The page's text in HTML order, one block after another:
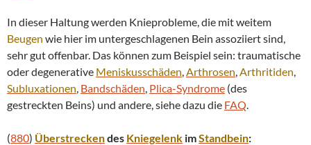
In dieser Haltung werden Knieprobleme, die mit weitem
Beugen wie hier im untergeschlagenen Bein assoziiert sind,
sehr gut offenbar. Das können zum Beispiel sein: traumatische
oder degenerative Meniskusschäden,Arthrosen,Arthritiden,
Subluxationen, Bandschäden, Plica-Syndrome (des
gestreckten Beins) und andere, siehe dazu die FAQ.
(880) Überstreckendes Kniegelenk imStandbein: